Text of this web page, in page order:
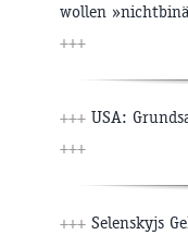
wollen
+++
+++ USA:
+++
+++ Selenskyjs